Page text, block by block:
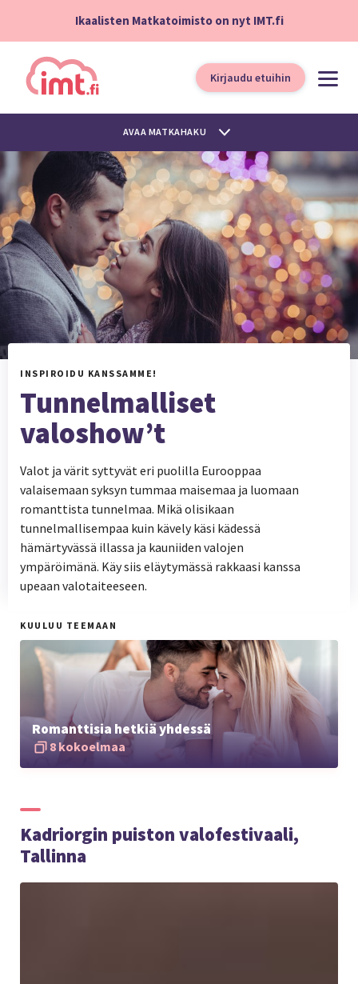
Ikaalisten Matkatoimisto on nyt IMT.fi
Kirjaudu etuihin
AVAA MATKAHAKU
INSPIROIDU KANSSAMME!
Tunnelmalliset
valoshow’t
Valot ja värit syttyvät eri puolilla Eurooppaa
valaisemaan syksyn tummaa maisemaa ja luomaan
romanttista tunnelmaa. Mikä olisikaan
tunnelmallisempaa kuin kävely käsi kädessä
hämärtyvässä illassa ja kauniiden valojen
ympäröimänä. Käy siis eläytymässä rakkaasi kanssa
upeaan valotaiteeseen.
KUULUU TEEMAAN
Romanttisia hetkiä yhdessä
8 kokoelmaa
Kadriorgin puiston valofestivaali,
Tallinna